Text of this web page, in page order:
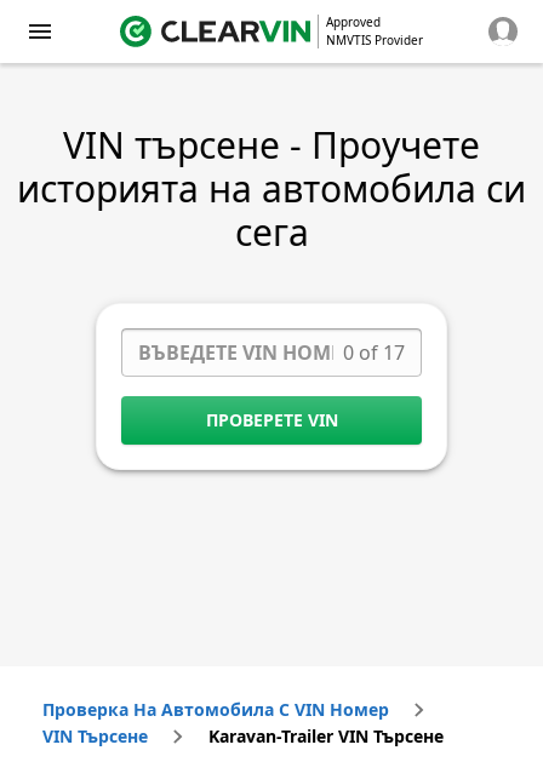
Approved
NMVTIS Provider
VIN търсене - Проучете
историята на автомобила си
сега
0 of 17
ПРОВЕРЕТЕ VIN
Проверка На Автомобила С VIN Номер
VIN Търсене
Karavan-Trailer VIN Търсене